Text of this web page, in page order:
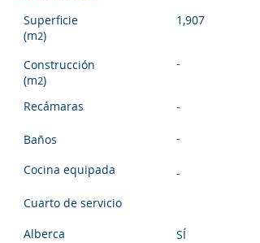
Superficie
(m2)
1,907
Construcción
(m2)
-
Recámaras -
Baños -
Cocina equipada
-
Cuarto de servicio
Alberca
SÍ